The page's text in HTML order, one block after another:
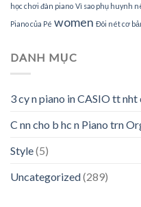
học chơi đàn piano Vì sao phụ huynh
Piano của Pé women Đôi nét cơ
DANH MỤC
3 cy n piano in CASIO tt nht
C nn cho b hc n Piano trn
Style(5)
Uncategorized(289)